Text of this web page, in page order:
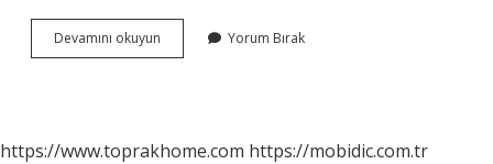
Devamını okuyun
Ne
Yorum Bırak
https://www.toprakhome.com https://mobidic.com.tr